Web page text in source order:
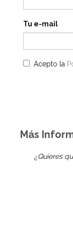
Tu e-mail
Acepto la
Más
¿Quieres